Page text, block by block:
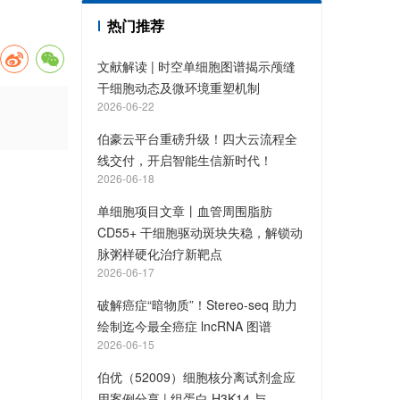
热门推荐
文献解读 | 时空单细胞图谱揭示颅缝
干细胞动态及微环境重塑机制
2026-06-22
伯豪云平台重磅升级！四大云流程全
线交付，开启智能生信新时代！
2026-06-18
单细胞项目文章丨血管周围脂肪
CD55+ 干细胞驱动斑块失稳，解锁动
脉粥样硬化治疗新靶点
2026-06-17
破解癌症“暗物质”！Stereo-seq 助力
绘制迄今最全癌症 lncRNA 图谱
2026-06-15
伯优（52009）细胞核分离试剂盒应